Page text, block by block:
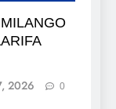
2026 0